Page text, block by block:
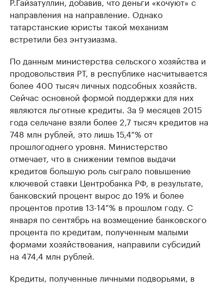
направления на направление. Однако
татарстанские юристы такой механизм
встретили без энтузиазма.
По данным министерства сельского хозяйства и
продовольствия РТ, в республике насчитывается
более 400 тысяч личных подсобных хозяйств.
Сейчас основной формой поддержки для них
являются льготные кредиты. За 9 месяцев 2015
года сельчане взяли более 2,7 тысяч кредитов на
748 млн рублей, это лишь 15,4 % от
прошлогоднего уровня. Министерство
отмечает, что в снижении темпов выдачи
кредитов большую роль сыграло повышение
ключевой ставки Центробанка РФ, в результате,
банковский процент вырос до 19% и более
процентов против 13-14 % в прошлом году. С
января по сентябрь на возмещение банковского
процента по кредитам, полученным малыми
формами хозяйствования, направили субсидий
на 474,4 млн рублей.
Кредиты, полученные личными подворьями, в